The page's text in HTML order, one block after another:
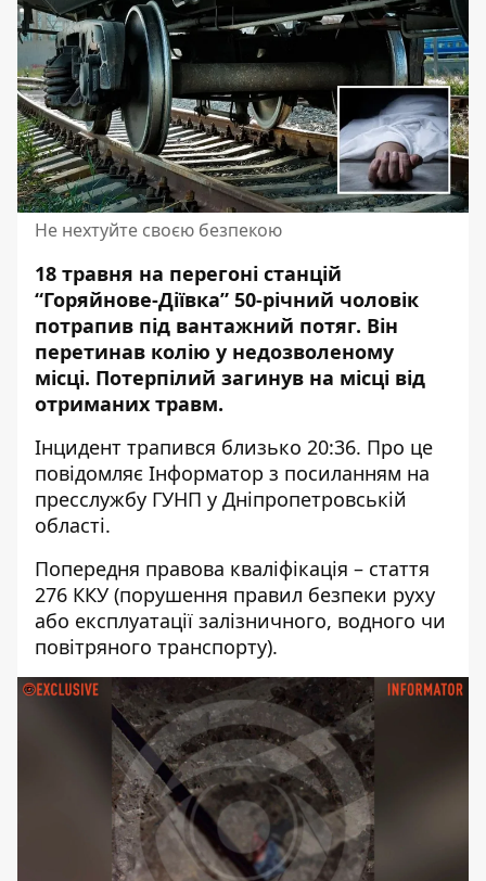
Не нехтуйте своєю безпекою
18 травня на перегоні станцій
“Горяйнове-Діївка” 50-річний чоловік
потрапив під вантажний потяг. Він
перетинав колію у недозволеному
місці. Потерпілий загинув на місці від
отриманих травм.
Інцидент трапився близько 20:36. Про це
повідомляє Інформатор з посиланням на
пресслужбу ГУНП у Дніпропетровській
області.
Попередня правова кваліфікація – стаття
276 ККУ (порушення правил безпеки руху
або експлуатації залізничного, водного чи
повітряного транспорту).